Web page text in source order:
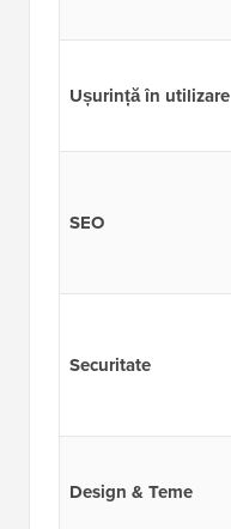
Ușurință în utilizare
SEO
Securitate
Design & Teme